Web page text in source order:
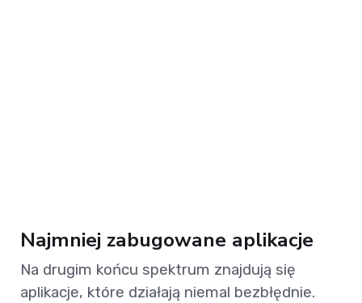
Najmniej zabugowane aplikacje
Na drugim końcu spektrum znajdują się
aplikacje, które działają niemal bezbłędnie.